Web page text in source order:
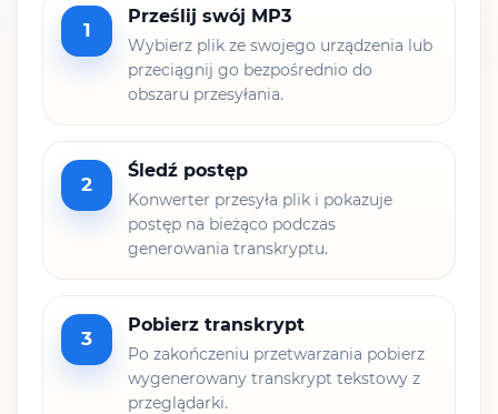
1
Prześlij swój MP3
Wybierz plik ze swojego urządzenia lub
przeciągnij go bezpośrednio do
obszaru przesyłania.
2
Śledź postęp
Konwerter przesyła plik i pokazuje
postęp na bieżąco podczas
generowania transkryptu.
3
Pobierz transkrypt
Po zakończeniu przetwarzania pobierz
wygenerowany transkrypt tekstowy z
przeglądarki.